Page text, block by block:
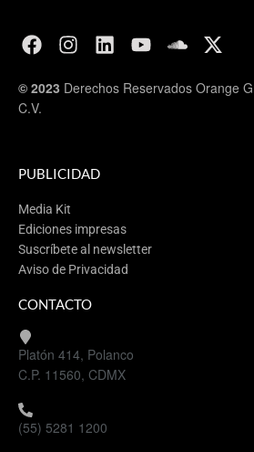
© 2023 Derechos Reservados Orange
C.V.
PUBLICIDAD
Media Kit
Ediciones impresas
Suscríbete al newsletter
Aviso de Privacidad
CONTACTO
Platón 414, Polanco
C.P. 11560, CDMX
(55) 5281 1200